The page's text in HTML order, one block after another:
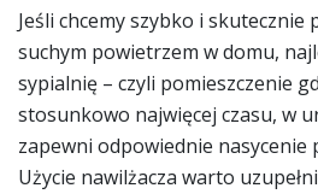
Jeśli chcemy szybko i skutecznie
suchym powietrzem w domu,
sypialnię – czyli pomieszczenie
stosunkowo najwięcej czasu, w
zapewni odpowiednie nasycenie
Użycie nawilżacza warto